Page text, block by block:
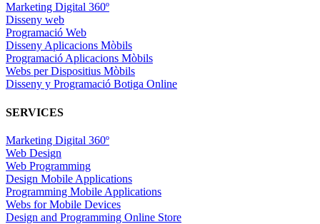
Marketing Digital 360º
Disseny web
Programació Web
Disseny Aplicacions Mòbils
Programació Aplicacions Mòbils
Webs per Dispositius Mòbils
Disseny y Programació Botiga Online
SERVICES
Marketing Digital 360º
Web Design
Web Programming
Design Mobile Applications
Programming Mobile Applications
Webs for Mobile Devices
Design and Programming Online Store